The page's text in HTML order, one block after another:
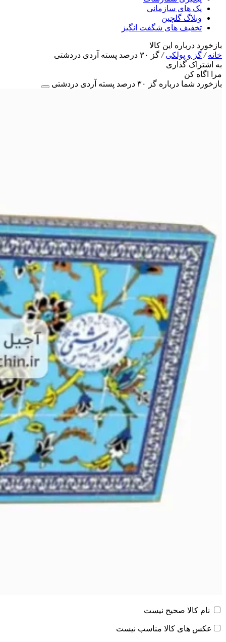
پک های سازمانی
وبلاگ گلچین
تخفیف های شگفت انگیز
بازخورد درباره این کالا
خانه/ گز و پولکی/ گز ۳۰ درصد پسته آردی دردشتی
به اشتراک گذاری
مرا اگاه کن
بازخورد شما درباره گز ۳۰ درصد پسته آردی دردشتی
نام کالا صحیح نیست
عکس های کالا مناسب نیست